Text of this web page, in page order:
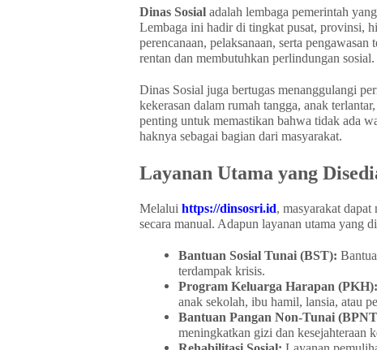
Dinas Sosial adalah lembaga pemerintah
Lembaga ini hadir di tingkat pusat, provinsi,
perencanaan, pelaksanaan, serta
rentan dan membutuhkan perlindungan sosial.
Dinas Sosial juga bertugas menanggulangi
kekerasan dalam rumah tangga, anak
penting untuk memastikan bahwa tidak ada
haknya sebagai bagian dari masyarakat.
Layanan Utama yang
Melalui https://dinsosri.id, masyarakat
secara manual. Adapun layanan utama yang
Bantuan Sosial Tunai (BST):
terdampak krisis.
Program Keluarga Harapan (PKH):
anak sekolah, ibu hamil, lansia, atau
Bantuan Pangan Non-Tunai
meningkatkan gizi dan kesejahteraan